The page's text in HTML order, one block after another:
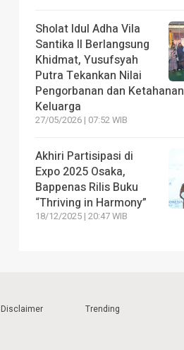
Sholat Idul Adha Vila
Santika II Berlangsung
Khidmat, Yusufsyah
Putra Tekankan Nilai
Pengorbanan dan Ketahanan
Keluarga
27/05/2026 | 07:52 WIB
Akhiri Partisipasi di
Expo 2025 Osaka,
Bappenas Rilis Buku
“Thriving in Harmony”
18/12/2025 | 20:47 WIB
Disclaimer Trending